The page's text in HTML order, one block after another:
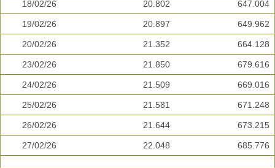
18/02/26 20.802 647.004
19/02/26 20.897 649.962
20/02/26 21.352 664.128
23/02/26 21.850 679.616
24/02/26 21.509 669.016
25/02/26 21.581 671.248
26/02/26 21.644 673.215
27/02/26 22.048 685.776